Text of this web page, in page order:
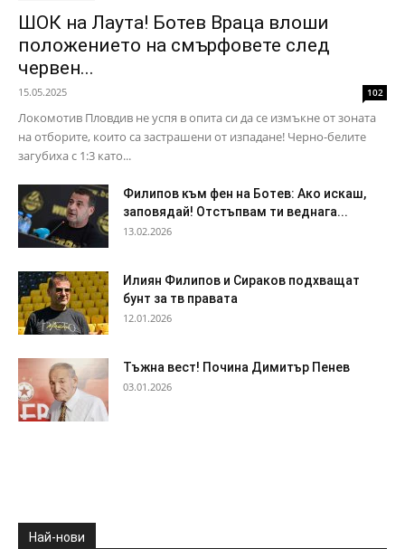
ШОК на Лаута! Ботев Враца влоши
положението на смърфовете след
червен...
15.05.2025 102
Локомотив Пловдив не успя в опита си да се измъкне от зоната
на отборите, които са застрашени от изпадане! Черно-белите
загубиха с 1:3 като...
Филипов към фен на Ботев: Ако искаш,
заповядай! Отстъпвам ти веднага...
13.02.2026
Илиян Филипов и Сираков подхващат
бунт за тв правата
12.01.2026
Тъжна вест! Почина Димитър Пенев
03.01.2026
Най-нови